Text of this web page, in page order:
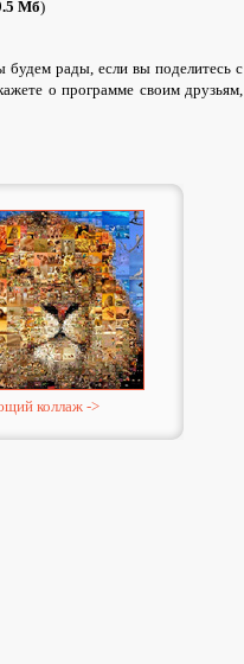
Мб)
будем рады, если вы поделитесь с
о программе своим друзьям,
коллаж ->